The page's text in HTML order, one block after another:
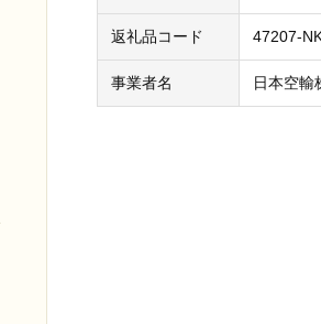
返礼品コード 47207-
事業者名 日本空輸